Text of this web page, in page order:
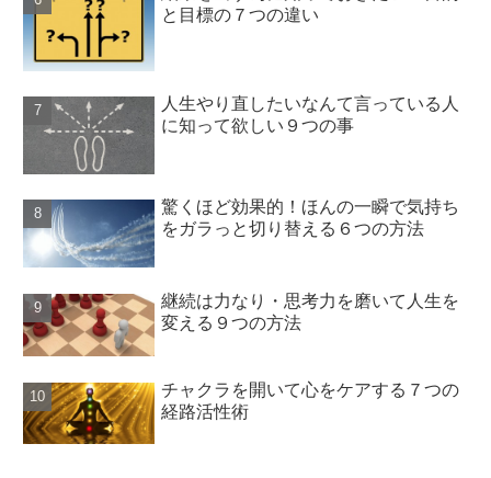
と目標の７つの違い
人生やり直したいなんて言っている人
に知って欲しい９つの事
驚くほど効果的！ほんの一瞬で気持ち
をガラっと切り替える６つの方法
継続は力なり・思考力を磨いて人生を
変える９つの方法
チャクラを開いて心をケアする７つの
経路活性術